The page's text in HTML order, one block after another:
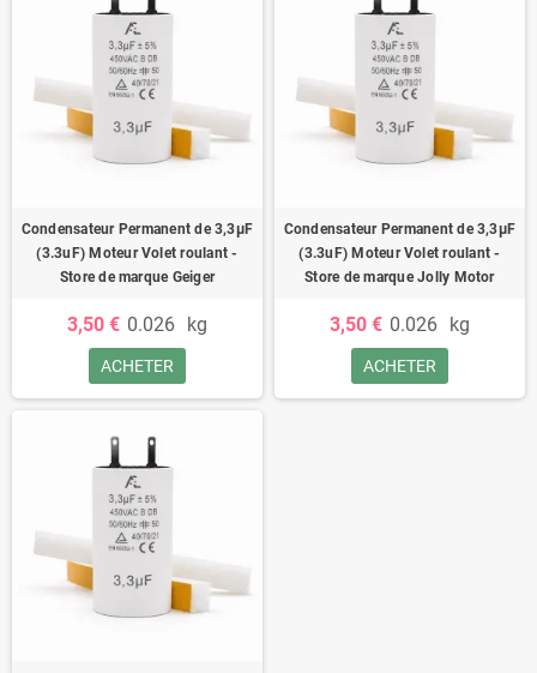
Condensateur Permanent de 3,3μF
(3.3uF) Moteur Volet roulant -
Store de marque Geiger
3,50 € 0.026 kg
ACHETER
Condensateur Permanent de 3,3μF
(3.3uF) Moteur Volet roulant -
Store de marque Jolly Motor
3,50 € 0.026 kg
ACHETER